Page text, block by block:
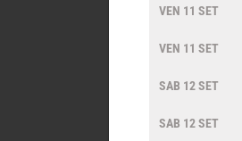
VEN 11 SET
VEN 11 SET
SAB 12 SET
SAB 12 SET